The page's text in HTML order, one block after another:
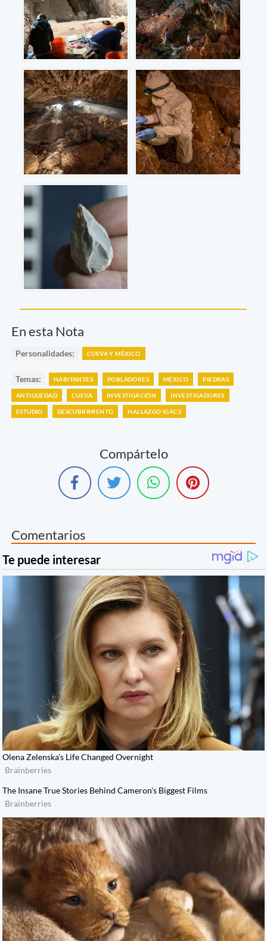
En esta Nota
Personalidades: CUEVA Y MÈXICO
Temas: HABITANTES POBLADORES MÉXICO PIEDRAS
ANTIGUEDAD CUEVA INVESTIGACIÓN INVESTIGADORES
ESTUDIO DESCUBRIMIENTO HALLAZGO IGACS
Compártelo
Comentarios